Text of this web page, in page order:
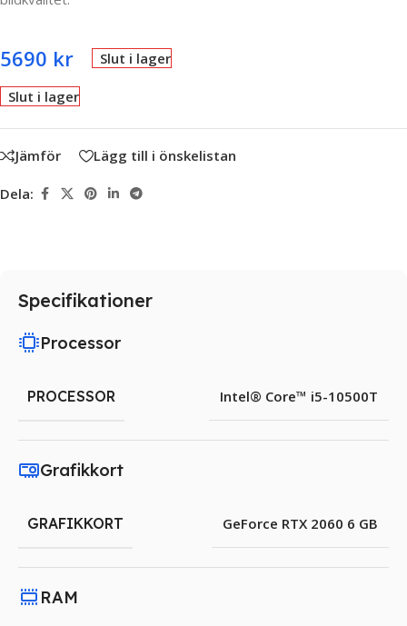
5690 kr Slut i lager
Slut i lager
Jämför Lägg till i önskelistan
Dela:
Specifikationer
Processor
PROCESSOR Intel® Core™ i5-10500T
Grafikkort
GRAFIKKORT GeForce RTX 2060 6 GB
RAM